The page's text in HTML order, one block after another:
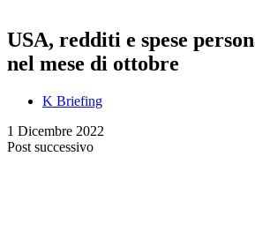
USA, redditi e spese
nel mese di ottobre
K Briefing
1 Dicembre 2022
Post successivo